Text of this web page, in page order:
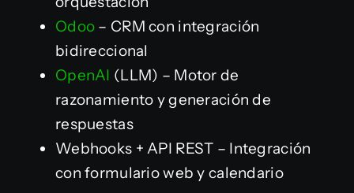
Odoo – CRM con integración
bidireccional
OpenAI (LLM) – Motor de
razonamiento y generación de
respuestas
Webhooks + API REST – Integración
con formulario web y calendario